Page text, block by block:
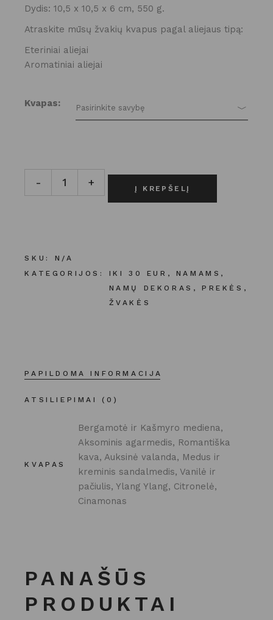
Dydis: 10,5 x 10,5 x 6 cm, 550 g.
Atraskite mūsų žvakių kvapus pagal aliejaus tipą:
Eteriniai aliejai
Aromatiniai aliejai
Kvapas Pasirinkite savybę
Kvapni žvakė su medine dagtimi rankų darbo gipso
- + Į KREPŠELĮ
SKU:
N/A
KATEGORIJOS:
IKI 30 EUR , NAMAMS ,
NAMŲ DEKORAS , PREKĖS ,
ŽVAKĖS
PAPILDOMA INFORMACIJA
ATSILIEPIMAI (0)
KVAPAS
Bergamotė ir Kašmyro mediena,
Aksominis agarmedis, Romantiška
kava, Auksinė valanda, Medus ir
kreminis sandalmedis, Vanilė ir
pačiulis, Ylang Ylang, Citronelė,
Cinamonas
PANAŠŪS
PRODUKTAI